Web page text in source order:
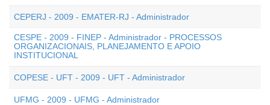
CEPERJ - 2009 - EMATER-RJ - Administrador
CESPE - 2009 - FINEP - Administrador - PROCESSOS
ORGANIZACIONAIS, PLANEJAMENTO E APOIO
INSTITUCIONAL
COPESE - UFT - 2009 - UFT - Administrador
UFMG - 2009 - UFMG - Administrador